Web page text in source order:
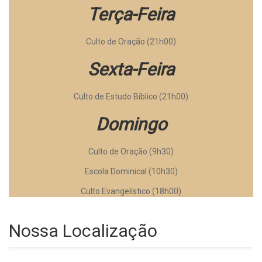
Terça-Feira
Culto de Oração (21h00)
Sexta-Feira
Culto de Estudo Bíblico (21h00)
Domingo
Culto de Oração (9h30)
Escola Dominical (10h30)
Culto Evangelístico (18h00)
Nossa Localização